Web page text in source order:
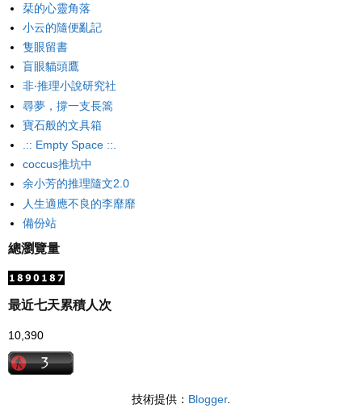
栞的心靈角落
小云的隨便亂記
隻眼留書
盲眼貓頭鷹
非‧推理小說研究社
尋夢，撐一支長篙
寶石般的文具箱
.:: Empty Space ::.
coccus推坑中
余小芳的推理隨文2.0
人生適應不良的李靡靡
備份站
總瀏覽量
最近七天累積人次
10,390
技術提供： Blogger.